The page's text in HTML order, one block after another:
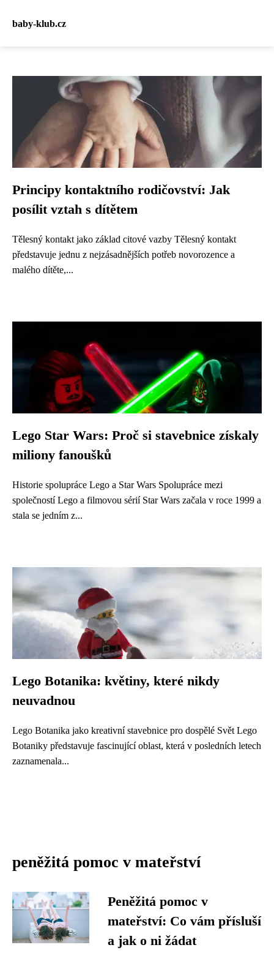
baby-klub.cz
Principy kontaktního rodičovství: Jak
posílit vztah s dítětem
Tělesný kontakt jako základ citové vazby Tělesný kontakt
představuje jednu z nejzásadnějších potřeb novorozence a
malého dítěte,...
Lego Star Wars: Proč si stavebnice získaly
miliony fanoušků
Historie spolupráce Lego a Star Wars Spolupráce mezi
společností Lego a filmovou sérií Star Wars začala v roce 1999 a
stala se jedním z...
Lego Botanika: květiny, které nikdy
neuvadnou
Lego Botanika jako kreativní stavebnice pro dospělé Svět Lego
Botaniky představuje fascinující oblast, která v posledních letech
zaznamenala...
peněžitá pomoc v mateřství
Peněžitá pomoc v
mateřství: Co vám přísluší
a jak o ni žádat